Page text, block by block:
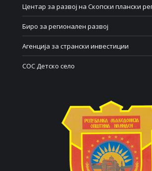
Центар за развој на Скопски плански
Биро за регионален развој
Агенција за странски инвестиции
СОС Детско село